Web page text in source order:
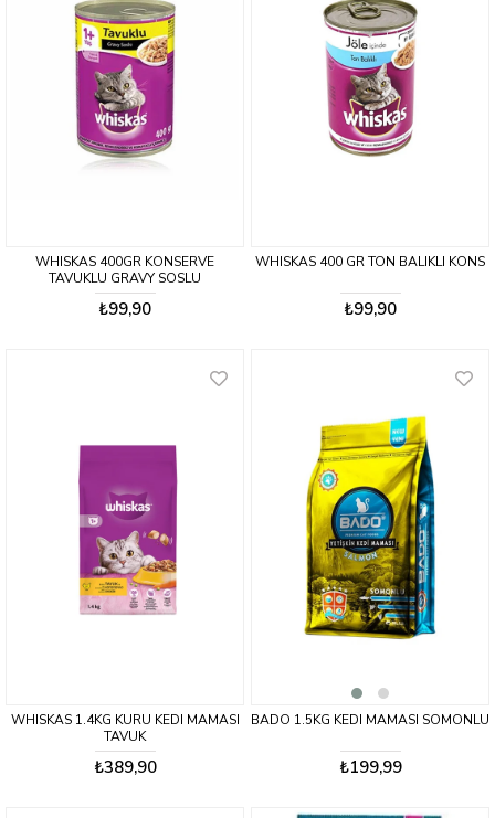
WHISKAS 400GR KONSERVE
TAVUKLU GRAVY SOSLU
₺99,90
WHISKAS 400 GR TON BALIKLI KONS
₺99,90
WHISKAS 1.4KG KURU KEDI MAMASI
TAVUK
₺389,90
BADO 1.5KG KEDI MAMASI SOMONLU
₺199,99